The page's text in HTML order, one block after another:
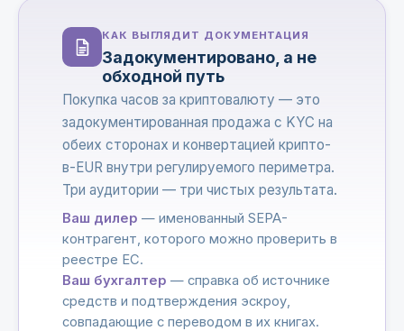
КАК ВЫГЛЯДИТ ДОКУМЕНТАЦИЯ
Задокументировано, а не
обходной путь
Покупка часов за криптовалюту — это
задокументированная продажа с KYC на
обеих сторонах и конвертацией крипто-
в-EUR внутри регулируемого периметра.
Три аудитории — три чистых результата.
Ваш дилер — именованный SEPA-
контрагент, которого можно проверить в
реестре ЕС.
Ваш бухгалтер — справка об источнике
средств и подтверждения эскроу,
совпадающие с переводом в их книгах.